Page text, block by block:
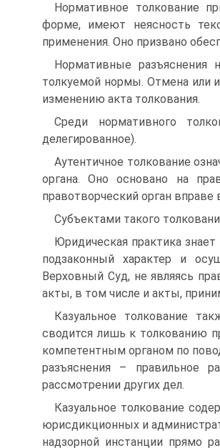
Нормативное толкование
форме, имеют неясность
применения. Оно призвано
Нормативные разъяснения
толкуемой нормы. Отмена или
изменению акта толкования.
Среди нормативного
делегированное).
Аутентичное толкование
органа. Оно основано на
правотворческий орган
Субъектами такого
Юридическая практика
подзаконный характер и
Верховный Суд, не являясь
акты, в том числе и акты,
Казуальное толкование
сводится лишь к толкованию
компетентным органом по
разъяснения – правильное
рассмотрении других дел.
Казуальное толкование
юрисдикционных и
надзорной инстанции прямо